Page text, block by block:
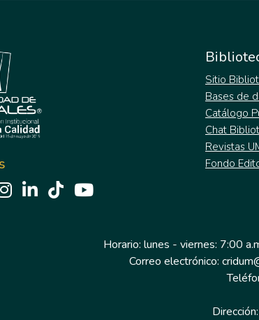
Sitio
Bases de
Catálogo
Chat
Revistas
Fondo
Horario: lunes - viernes: 7:00
Correo electrónico: